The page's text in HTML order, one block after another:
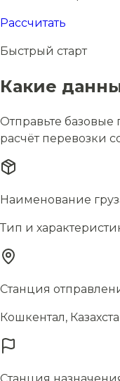
Рассчитать
Быстрый старт
Какие
Отправьте
расчёт перевозки
Наименование
Тип и
Станция
Кошкентал,